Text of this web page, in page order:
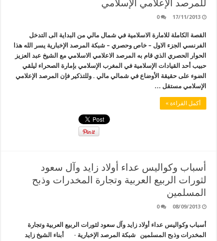
للمرصد الإعلامي الإسلامي
17/11/2013
0
القصة الكاملة للامارة الاسلامية في شمال مالي من البداية الى التدخل
الفرنسي الجزء الاول – خاص وحصري – شبكة المرصد الإخبارية يسر الله هذا
الحوار الحصري الذي قام به المرصد الاعلامي الاسلامي مع الشيخ عبد العزيز
حبيب أحد القيادات الإسلامية في المغرب الإسلامي بإمارة الصحراء ليلقي
الضوء على حقيقة الأوضاع في شمالي مالي . وللتذكير فإن المرصد الإعلامي
الإسلامي مستقل …
أكمل القراءة »
أسباب وكواليس عداء أولاد زايد وآل سعود
لثورات الربيع العربية وتجارة المخدرات وذبح
المسلمين
08/09/2013
0
أسباب وكواليس عداء أولاد زايد وآل سعود لثورات الربيع العربية وتجارة
المخدرات وذبح المسلمين شبكة المرصد الإخبارية · أبناء الشيخ زايد